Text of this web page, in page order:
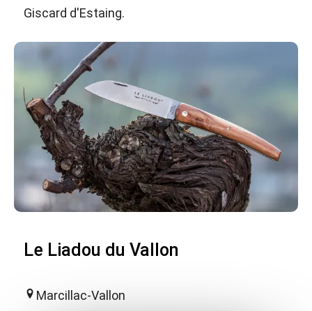
Giscard d'Estaing.
Le Liadou du Vallon
Marcillac-Vallon